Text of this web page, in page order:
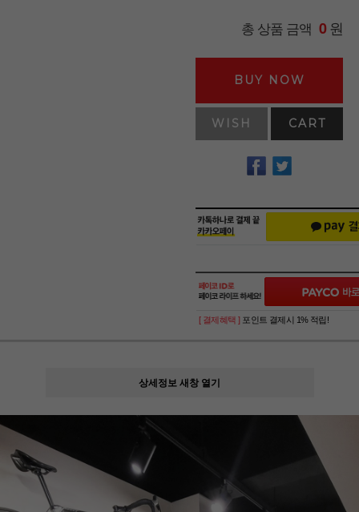
총 상품 금액 0원
BUY NOW
WISH CART
[ 결제혜택 ] 포인트 결제시 1% 적립!
상세정보 새창 열기